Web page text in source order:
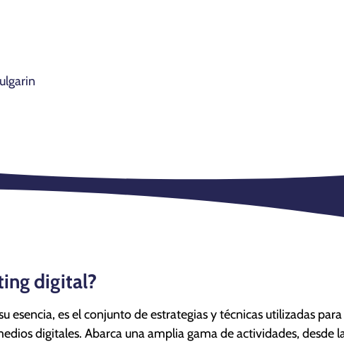
digital?
esencia, es el conjunto de estrategias y técnicas utilizadas
digitales. Abarca una amplia gama de actividades, desde